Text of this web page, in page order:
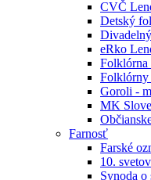
CVČ
Detský
eRko
Folklórna
Folklórny
Goroli -
MK
Farnosť
Farské
10.
Synoda o